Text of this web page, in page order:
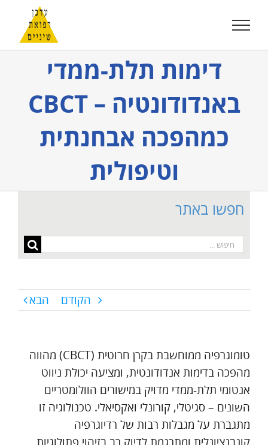
לתוכן
דימות תלת-ממדי
באנדודונטיה – CBCT
כמהפכה אבחנתית
וטיפולית
הקודם הבא
טומוגרפיה ממוחשבת בקרן חרוטית (CBCT) מהווה
מהפכה בדימות אנדודונטית, ומציעה יכולת ניווט
אנטומי תלת-ממדי מדויק במישורים הוולומטריים
השונים – סגיטלי, קורונלי ואקסיאלי. טכנולוגיה זו
מתגברת על מגבלות רבות של רדיוגרפיה
חפשו באתר
חיפוש...